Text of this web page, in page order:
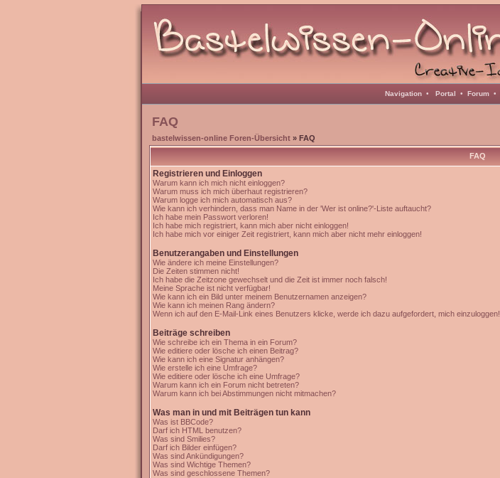
Navigation • Portal • Forum •
FAQ
bastelwissen-online Foren-Übersicht » FAQ
FAQ
Registrieren und Einloggen
Warum kann ich mich nicht einloggen?
Warum muss ich mich überhaut registrieren?
Warum logge ich mich automatisch aus?
Wie kann ich verhindern, dass man Name in der 'Wer ist online?'-Liste auftaucht?
Ich habe mein Passwort verloren!
Ich habe mich registriert, kann mich aber nicht einloggen!
Ich habe mich vor einiger Zeit registriert, kann mich aber nicht mehr einloggen!
Benutzerangaben und Einstellungen
Wie ändere ich meine Einstellungen?
Die Zeiten stimmen nicht!
Ich habe die Zeitzone gewechselt und die Zeit ist immer noch falsch!
Meine Sprache ist nicht verfügbar!
Wie kann ich ein Bild unter meinem Benutzernamen anzeigen?
Wie kann ich meinen Rang ändern?
Wenn ich auf den E-Mail-Link eines Benutzers klicke, werde ich dazu aufgefordert, mich einzuloggen!
Beiträge schreiben
Wie schreibe ich ein Thema in ein Forum?
Wie editiere oder lösche ich einen Beitrag?
Wie kann ich eine Signatur anhängen?
Wie erstelle ich eine Umfrage?
Wie editiere oder lösche ich eine Umfrage?
Warum kann ich ein Forum nicht betreten?
Warum kann ich bei Abstimmungen nicht mitmachen?
Was man in und mit Beiträgen tun kann
Was ist BBCode?
Darf ich HTML benutzen?
Was sind Smilies?
Darf ich Bilder einfügen?
Was sind Ankündigungen?
Was sind Wichtige Themen?
Was sind geschlossene Themen?